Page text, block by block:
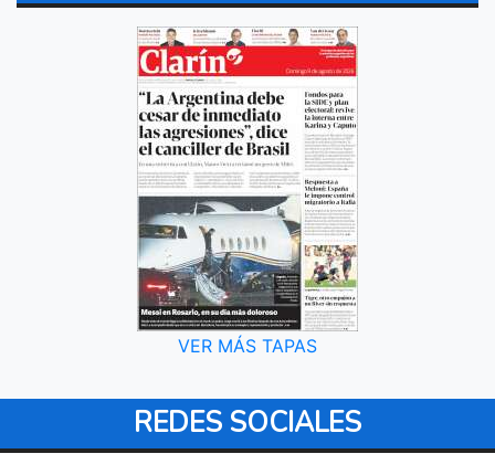
VER MÁS TAPAS
REDES SOCIALES